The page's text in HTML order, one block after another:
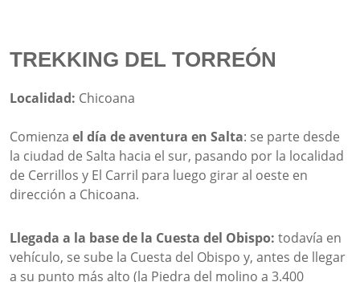
TREKKING DEL TORREÓN
Localidad: Chicoana
Comienza el día de aventura en Salta: se parte desde
la ciudad de Salta hacia el sur, pasando por la localidad
de Cerrillos y El Carril para luego girar al oeste en
dirección a Chicoana.
Llegada a la base de la Cuesta del Obispo: todavía en
vehículo, se sube la Cuesta del Obispo y, antes de llegar
a su punto más alto (la Piedra del molino a 3.400